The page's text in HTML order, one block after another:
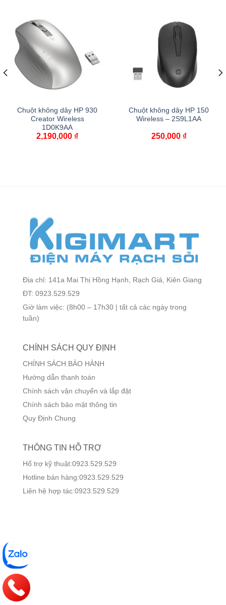
Chuột không dây HP 930
Creator Wireless
1D0K9AA
2,190,000 ₫
Chuột không dây HP 150
Wireless – 2S9L1AA
250,000 ₫
Địa chỉ: 141a Mai Thị Hồng Hạnh, Rạch Giá, Kiên Giang
ĐT: 0923.529.529
Giờ làm việc: (8h00 – 17h30 | tất cả các ngày trong
tuần)
CHÍNH SÁCH QUY ĐỊNH
CHÍNH SÁCH BẢO HÀNH
Hướng dẫn thanh toán
Chính sách vận chuyển và lắp đặt
Chính sách bảo mật thông tin
Quy Định Chung
THÔNG TIN HỖ TRỢ
Hổ trợ kỹ thuật:0923.529.529
Hotline bán hàng:0923.529.529
Liên hệ hợp tác:0923.529.529